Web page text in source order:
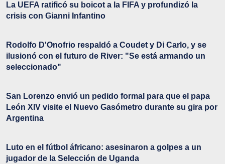
La UEFA ratificó su boicot a la FIFA y profundizó la
crisis con Gianni Infantino
Rodolfo D'Onofrio respaldó a Coudet y Di Carlo, y se
ilusionó con el futuro de River: "Se está armando un
seleccionado"
San Lorenzo envió un pedido formal para que el papa
León XIV visite el Nuevo Gasómetro durante su gira por
Argentina
Luto en el fútbol áfricano: asesinaron a golpes a un
jugador de la Selección de Uganda